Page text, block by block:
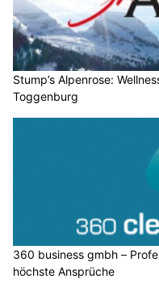
Stump’s Alpenrose:
Toggenburg
360 business gmbh –
höchste Ansprüche